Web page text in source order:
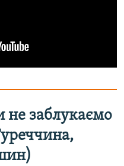
не заблукаємо